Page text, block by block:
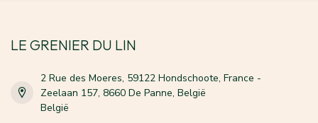
LE GRENIER DU LIN
2 Rue des Moeres, 59122 Hondschoote, France -
Zeelaan 157, 8660 De Panne, België
België